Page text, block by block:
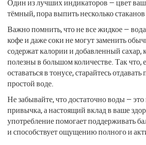
Один из лучших индикаторов — цвет
тёмный, пора выпить несколько
Важно помнить, что не все жидкое —
кофе и даже соки не могут заменить
содержат калории и добавленный сахар,
полезны в большом количестве. Так что,
оставаться в тонусе, старайтесь
простой воде.
Не забывайте, что достаточно воды — это
привычка, а настоящий вклад в ваше
употребление помогает поддерживать
и способствует ощущению полного и